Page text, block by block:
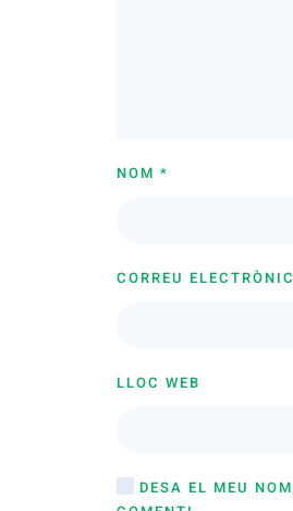
NOM *
CORREU ELECTRÒNIC
LLOC WEB
DESA EL MEU